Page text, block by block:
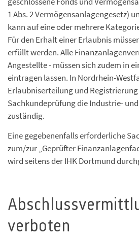
1 Abs. 2 Vermögensanlagengesetz)
kann auf eine oder mehrere
Für den Erhalt einer Erlaubnis
erfüllt werden. Alle
Angestellte - müssen sich zudem in
eintragen lassen. In Nordrhein-
Erlaubniserteilung und
Sachkundeprüfung die Industrie-
zuständig.
Eine gegebenenfalls erforderliche
zum/zur „Geprüfter
wird seitens der IHK Dortmund
verboten